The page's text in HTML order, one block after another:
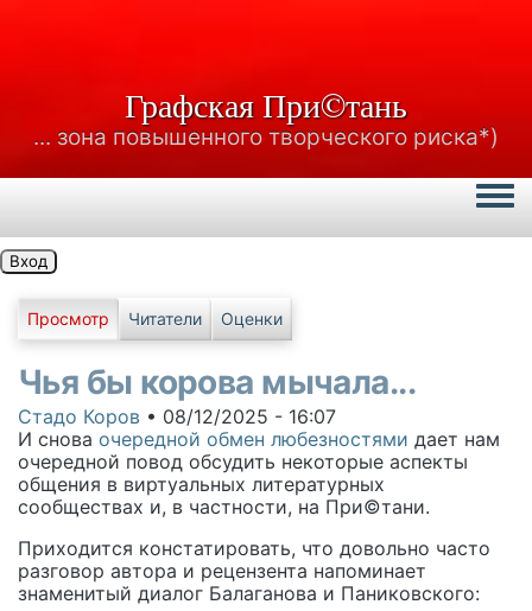
Графская При©тань
... зона повышенного творческого риска*)
Вход
Главные вкладки
Просмотр Читатели Оценки
Чья бы корова мычала...
Стадо Коров • 08/12/2025 - 16:07
И снова очередной обмен любезностями дает нам
очередной повод обсудить некоторые аспекты
общения в виртуальных литературных
сообществах и, в частности, на При©тани.
Приходится констатировать, что довольно часто
разговор автора и рецензента напоминает
знаменитый диалог Балаганова и Паниковского: